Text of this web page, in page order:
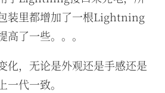
装里都增加了一根Lightning
了一些。。。
化，无论是外观还是手感还是
代一致。